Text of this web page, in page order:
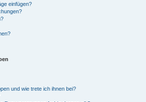
einfügen?
und wie trete ich ihnen bei?